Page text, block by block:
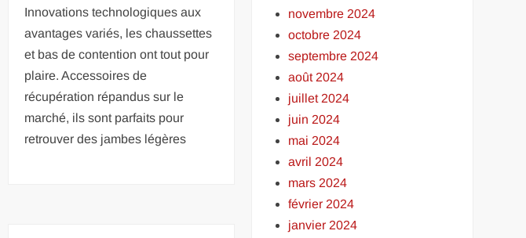
Innovations technologiques aux
avantages variés, les chaussettes
et bas de contention ont tout pour
plaire. Accessoires de
récupération répandus sur le
marché, ils sont parfaits pour
retrouver des jambes légères
novembre 2024
octobre 2024
septembre 2024
août 2024
juillet 2024
juin 2024
mai 2024
avril 2024
mars 2024
février 2024
janvier 2024